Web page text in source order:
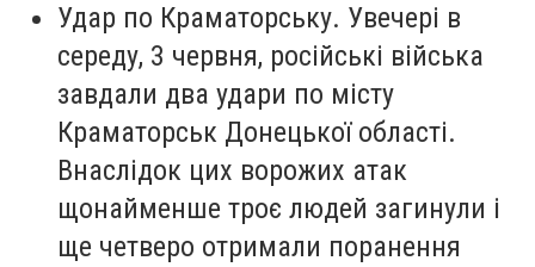
Удар по Краматорську. Увечері в
середу, 3 червня, російські війська
завдали два удари по місту
Краматорськ Донецької області.
Внаслідок цих ворожих атак
щонайменше троє людей загинули і
ще четверо отримали поранення